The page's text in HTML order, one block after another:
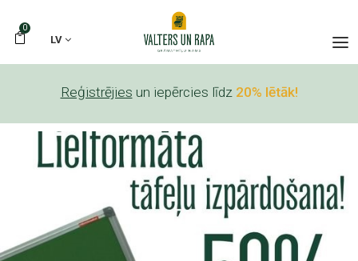
0
LV
Reģistrējies un iepērcies līdz 20% lētāk!